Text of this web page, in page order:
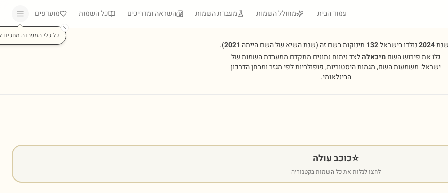
עמוד הבית מחולל השמות מעבדת השמות השראה ומדריכים כל השמות מועדפים
כל כלי המעבדה מחכים
2024נולדו בישראל132 תינוקות בשם זה (שנת השיא של השם הייתה 2021
).
גלו את פירוש השםמיכאלהלצד ניתוח נתונים מתקדם ממעבדת השמות של
ישראל: משמעות השם, מגמות היסטוריות, פופולריות לפי מגזר ומבחן הדרכון
הבינלאומי.
⭐כוכב עולה
לחצו לגלות את כל השמות בקטגוריה